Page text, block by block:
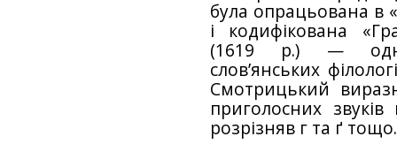
була опрацьована в
і кодифікована
(1619 р.) —
слов’янських
Смотрицький
приголосних
розрізняв г та ґ тощо.